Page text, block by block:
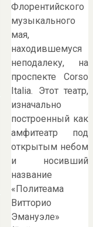
Флорентийского
музыкального
мая,
находившемуся
неподалеку, на
проспекте Corso
Italia. Этот театр,
изначально
построенный как
амфитеатр под
открытым небом
и носивший
название
«Политеама
Витторио
Эмануэле»